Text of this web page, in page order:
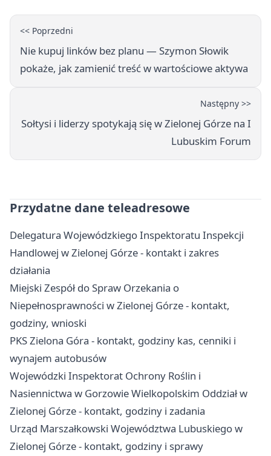
<< Poprzedni
Nie kupuj linków bez planu — Szymon Słowik
pokaże, jak zamienić treść w wartościowe aktywa
Następny >>
Sołtysi i liderzy spotykają się w Zielonej Górze na I
Lubuskim Forum
Przydatne dane teleadresowe
Delegatura Wojewódzkiego Inspektoratu Inspekcji
Handlowej w Zielonej Górze - kontakt i zakres
działania
Miejski Zespół do Spraw Orzekania o
Niepełnosprawności w Zielonej Górze - kontakt,
godziny, wnioski
PKS Zielona Góra - kontakt, godziny kas, cenniki i
wynajem autobusów
Wojewódzki Inspektorat Ochrony Roślin i
Nasiennictwa w Gorzowie Wielkopolskim Oddział w
Zielonej Górze - kontakt, godziny i zadania
Urząd Marszałkowski Województwa Lubuskiego w
Zielonej Górze - kontakt, godziny i sprawy